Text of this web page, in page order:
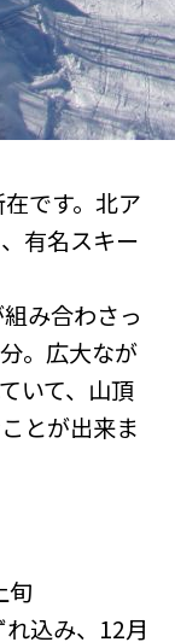
です。北ア
有名スキー
み合わさっ
。広大なが
いて、山頂
とが出来ま
旬
込み、12月